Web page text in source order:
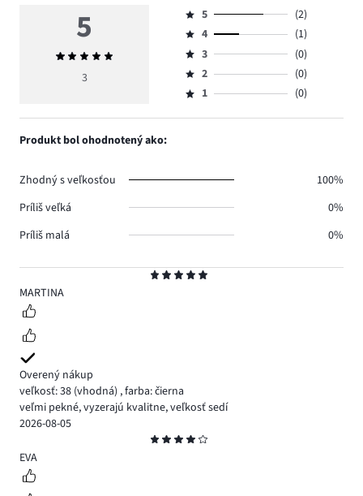
5
MARTINA
Overený nákup
veľkosť: 38 (vhodná) ,farba: čierna
veľmi pekné, vyzerajú kvalitne, veľkosť sedí
2026-08-05
4
EVA
5
Priemerné
hodnotenie
3
Hodnotenie
5,
počet
hlasov
2.
5
(2)
Hodnotenie
4,
počet
hlasov
4
(1)
Hodnotenie
3,
počet
3
(0)
Hodnotenie
2,
2
(0)
Hodnotenie
1,
1 (0)
Produkt bol ohodnotený ako:
Zhodný s veľkosťou
100%
Príliš veľká
0%
Príliš malá
0%